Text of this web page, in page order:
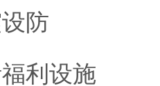
防
福利设施